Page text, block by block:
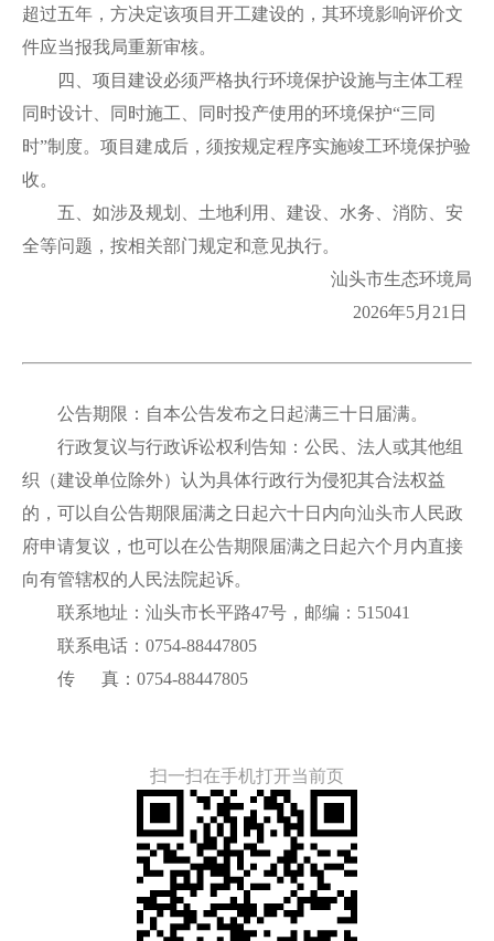
超过五年，方决定该项目开工建设的，其环境影响评价文
件应当报我局重新审核。
四、项目建设必须严格执行环境保护设施与主体工程
同时设计、同时施工、同时投产使用的环境保护“三同
时”制度。项目建成后，须按规定程序实施竣工环境保护验
收。
五、如涉及规划、土地利用、建设、水务、消防、安
全等问题，按相关部门规定和意见执行。
汕头市生态环境局
2026年5月21日
公告期限：自本公告发布之日起满三十日届满。
行政复议与行政诉讼权利告知：公民、法人或其他组
织（建设单位除外）认为具体行政行为侵犯其合法权益
的，可以自公告期限届满之日起六十日内向汕头市人民政
府申请复议，也可以在公告期限届满之日起六个月内直接
向有管辖权的人民法院起诉。
联系地址：汕头市长平路47号，邮编：515041
联系电话：0754-88447805
传 真：0754-88447805
扫一扫在手机打开当前页